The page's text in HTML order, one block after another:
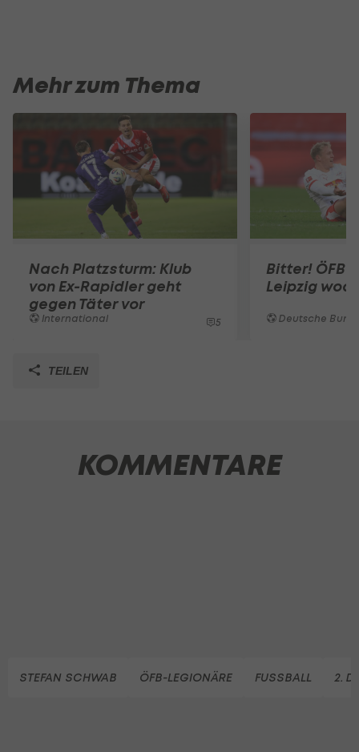
Mehr zum Thema
Nach Platzsturm: Klub
von Ex-Rapidler geht
gegen Täter vor
International 5
Bitter! ÖFB-
Leipzig
Deutsche
TEILEN
KOMMENTARE
STEFAN SCHWAB ÖFB-LEGIONÄRE FUSSBALL 2.